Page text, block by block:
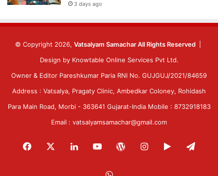
3 days ago
© Copyright 2026, Vatsalyam Samachar All Rights Reserved
Design by Knowtable Online Services Pvt Ltd.
Owner & Editor Pareshkumar Paria RNI No. GUJGUJ/2021/84659
Address : Vatsalya, Pragaty Clinic, Ambedkar Coloney, Rohidash
Para Main Road, Morbi - 363641 Gujarat-India Mobile : 8732918183
Email : vatsalyamsamachar@gmail.com
Facebook LinkedInYouTubeWordPressInstagram
Google
WhatsApp